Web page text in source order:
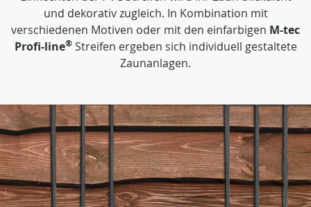
und dekorativ zugleich. In Kombination mit
verschiedenen Motiven oder mit den einfarbigen M-tec
Profi-line®Streifen ergeben sich individuell gestaltete
Zaunanlagen.